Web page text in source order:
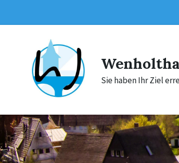
content
main
footer
Sie haben Ihr Ziel